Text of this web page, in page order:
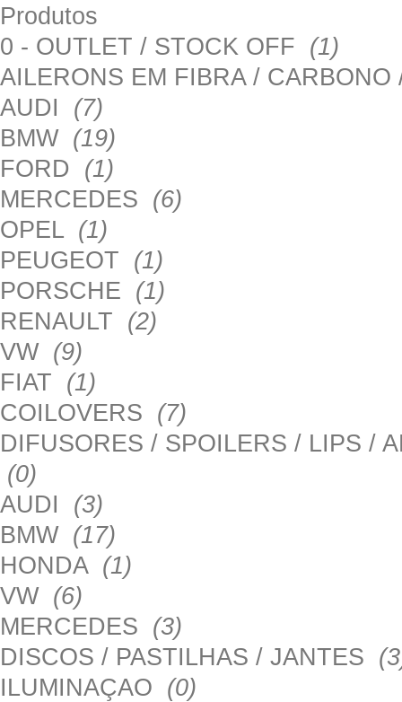
Produtos
0 - OUTLET / STOCK OFF (1)
AILERONS EM FIBRA /
AUDI (7)
BMW (19)
FORD (1)
MERCEDES (6)
OPEL (1)
PEUGEOT (1)
PORSCHE (1)
RENAULT (2)
VW (9)
FIAT (1)
COILOVERS (7)
DIFUSORES / SPOILERS / LIPS /
(0)
AUDI (3)
BMW (17)
HONDA (1)
VW (6)
MERCEDES (3)
DISCOS / PASTILHAS / JANTES
ILUMINAÇAO (0)